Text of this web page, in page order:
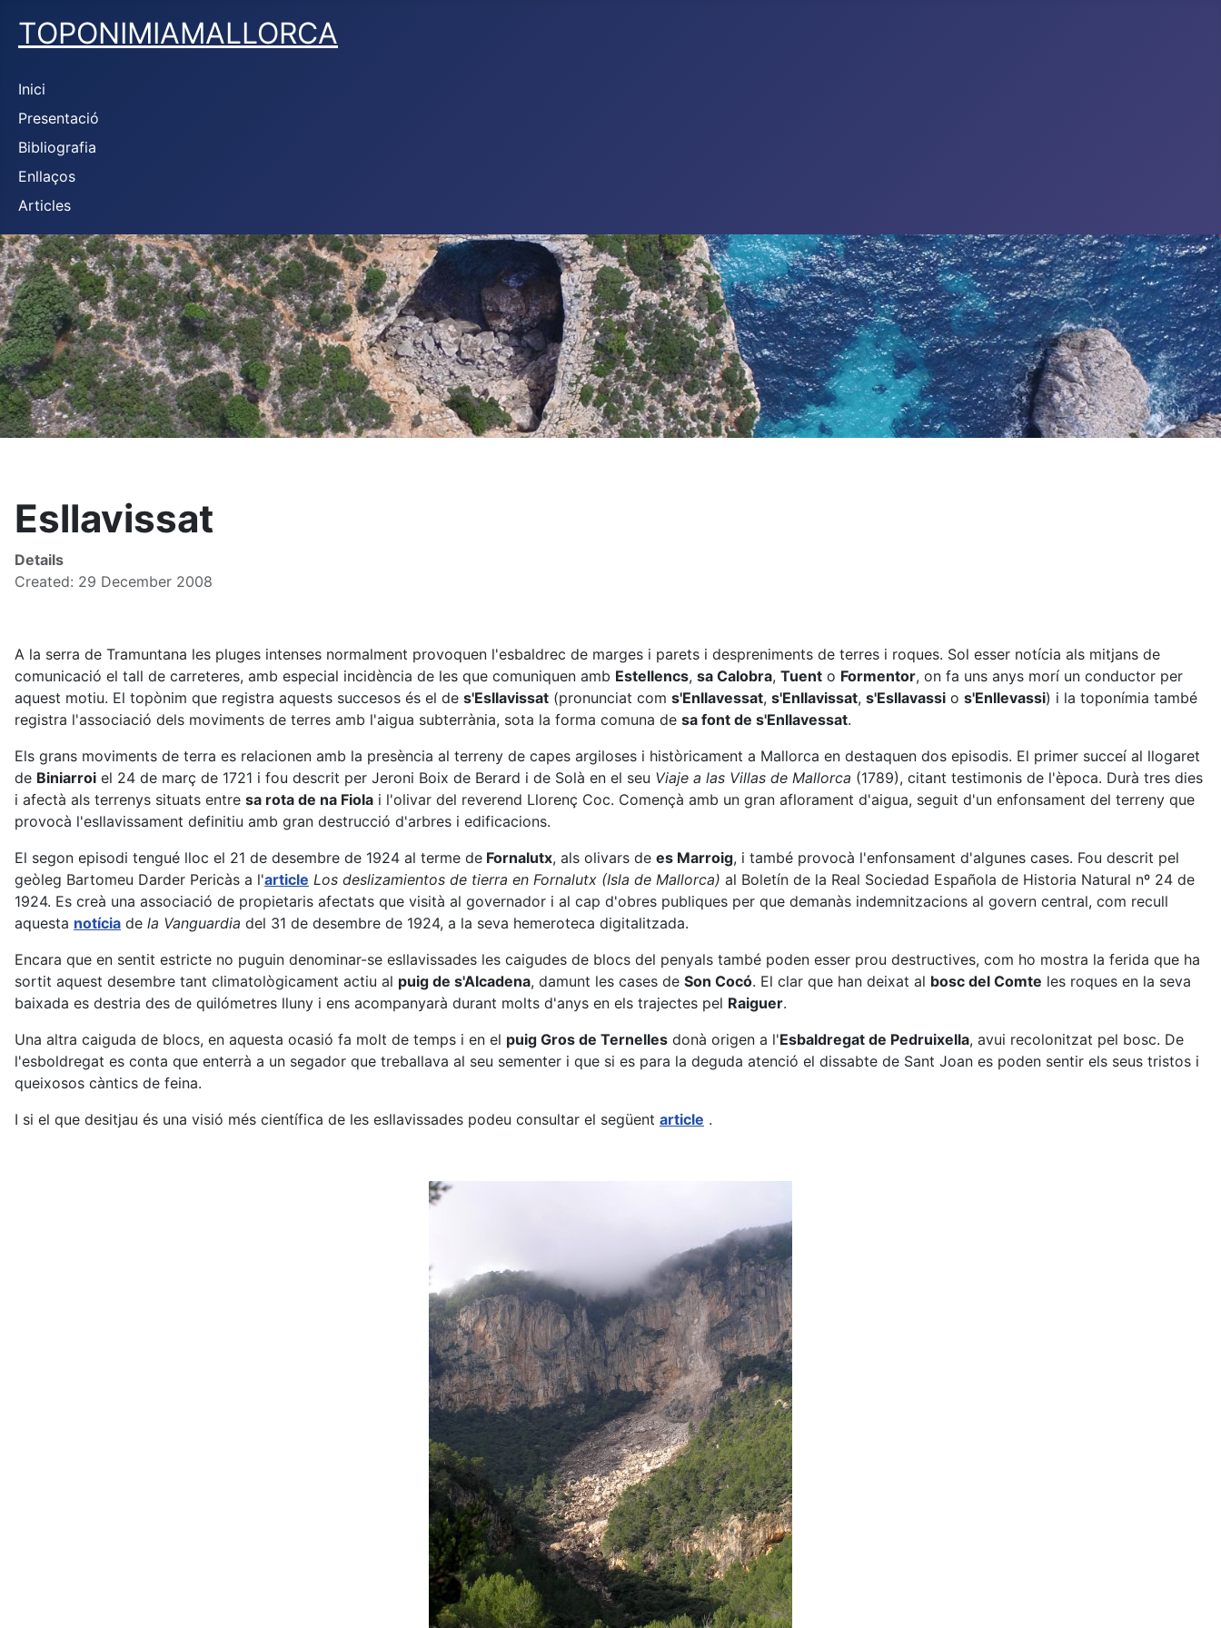
TOPONIMIAMALLORCA
Inici
Presentació
Bibliografia
Enllaços
Articles
Esllavissat
Details
Created: 29 December 2008
A la serra de Tramuntana les pluges intenses normalment provoquen l'esbaldrec de marges i parets i despreniments de terres i roques. Sol esser notícia als mitjans de
comunicació el tall de carreteres, amb especial incidència de les que comuniquen amb Estellencs, sa Calobra, Tuent o Formentor, on fa uns anys morí un conductor per
aquest motiu. El topònim que registra aquests succesos és el de s'Esllavissat (pronunciat com s'Enllavessat, s'Enllavissat, s'Esllavassi o s'Enllevassi) i la toponímia també
registra l'associació dels moviments de terres amb l'aigua subterrània, sota la forma comuna de sa font de s'Enllavessat.
Els grans moviments de terra es relacionen amb la presència al terreny de capes argiloses i històricament a Mallorca en destaquen dos episodis. El primer succeí al llogaret
de Biniarroi el 24 de març de 1721 i fou descrit per Jeroni Boix de Berard i de Solà en el seu Viaje a las Villas de Mallorca (1789), citant testimonis de l'època. Durà tres dies
i afectà als terrenys situats entre sa rota de na Fiola i l'olivar del reverend Llorenç Coc. Començà amb un gran aflorament d'aigua, seguit d'un enfonsament del terreny que
provocà l'esllavissament definitiu amb gran destrucció d'arbres i edificacions.
El segon episodi tengué lloc el 21 de desembre de 1924 al terme de Fornalutx, als olivars de es Marroig, i també provocà l'enfonsament d'algunes cases. Fou descrit pel
geòleg Bartomeu Darder Pericàs a l'article Los deslizamientos de tierra en Fornalutx (Isla de Mallorca) al Boletín de la Real Sociedad Española de Historia Natural nº 24 de
1924. Es creà una associació de propietaris afectats que visità al governador i al cap d'obres publiques per que demanàs indemnitzacions al govern central, com recull
aquesta notícia de la Vanguardia del 31 de desembre de 1924, a la seva hemeroteca digitalitzada.
Encara que en sentit estricte no puguin denominar-se esllavissades les caigudes de blocs del penyals també poden esser prou destructives, com ho mostra la ferida que ha
sortit aquest desembre tant climatològicament actiu al puig de s'Alcadena, damunt les cases de Son Cocó. El clar que han deixat al bosc del Comte les roques en la seva
baixada es destria des de quilómetres lluny i ens acompanyarà durant molts d'anys en els trajectes pel Raiguer.
Una altra caiguda de blocs, en aquesta ocasió fa molt de temps i en el puig Gros de Ternelles donà origen a l'Esbaldregat de Pedruixella, avui recolonitzat pel bosc. De
l'esboldregat es conta que enterrà a un segador que treballava al seu sementer i que si es para la deguda atenció el dissabte de Sant Joan es poden sentir els seus tristos i
queixosos càntics de feina.
I si el que desitjau és una visió més científica de les esllavissades podeu consultar el següent article .